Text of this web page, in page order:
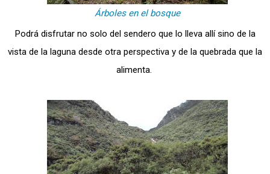
Árboles en el bosque
Podrá disfrutar no solo del sendero que lo lleva allí sino de la
vista de la laguna desde otra perspectiva y de la quebrada que la
alimenta.